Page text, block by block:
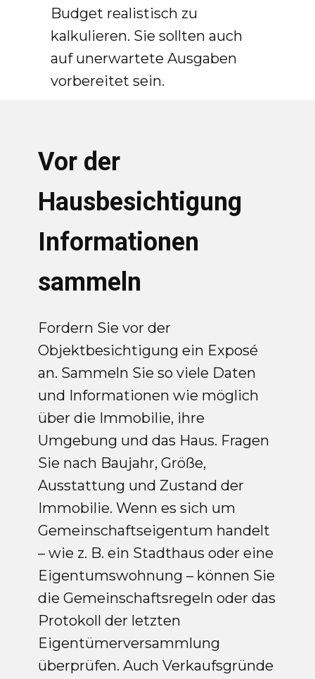
Budget realistisch zu
kalkulieren. Sie sollten auch
auf unerwartete Ausgaben
vorbereitet sein.
Vor der
Hausbesichtigung
Informationen
sammeln
Fordern Sie vor der
Objektbesichtigung ein Exposé
an. Sammeln Sie so viele Daten
und Informationen wie möglich
über die Immobilie, ihre
Umgebung und das Haus. Fragen
Sie nach Baujahr, Größe,
Ausstattung und Zustand der
Immobilie. Wenn es sich um
Gemeinschaftseigentum handelt
– wie z. B. ein Stadthaus oder eine
Eigentumswohnung – können Sie
die Gemeinschaftsregeln oder das
Protokoll der letzten
Eigentümerversammlung
überprüfen. Auch Verkaufsgründe